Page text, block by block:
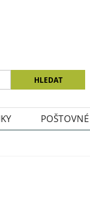
POŠTOVNÉ